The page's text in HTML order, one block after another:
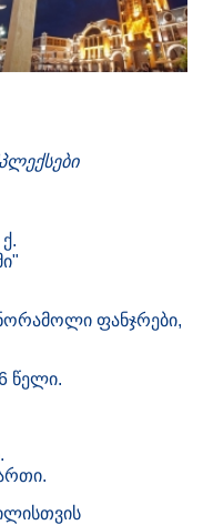
ფანჯრები,
წელი.